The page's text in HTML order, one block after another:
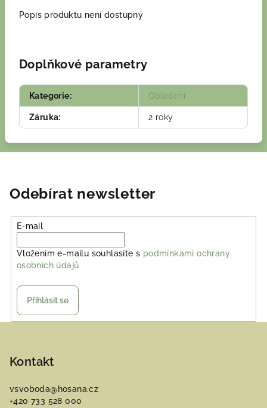
Popis produktu není dostupný
Doplňkové parametry
Kategorie: Oblečení
Záruka: 2 roky
Odebírat newsletter
E-mail
Vložením e-mailu souhlasíte s podmínkami ochrany
osobních údajů
Přihlásit se
Kontakt
vsvoboda@ hosana.cz
+420 733 528 000